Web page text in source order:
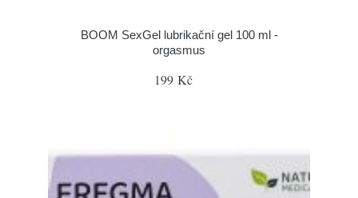
BOOM SexGel lubrikační gel 100 ml -
orgasmus
199 Kč